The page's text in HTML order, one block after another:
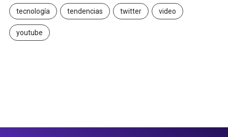
tecnología tendencias twitter video
youtube